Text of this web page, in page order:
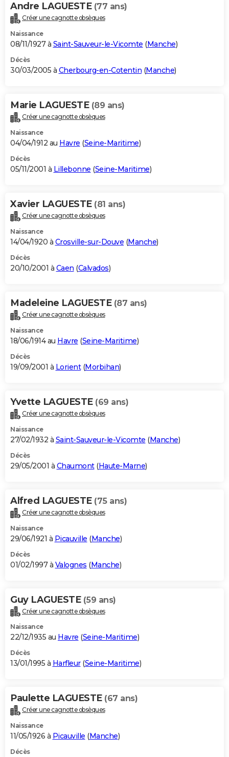
Andre LAGUESTE (77 ans)
Créer une cagnotte obsèques
Naissance
08/11/1927 à Saint-Sauveur-le-Vicomte (Manche)
Décès
30/03/2005 à Cherbourg-en-Cotentin (Manche)
Marie LAGUESTE (89 ans)
Créer une cagnotte obsèques
Naissance
04/04/1912 au Havre (Seine-Maritime)
Décès
05/11/2001 à Lillebonne (Seine-Maritime)
Xavier LAGUESTE (81 ans)
Créer une cagnotte obsèques
Naissance
14/04/1920 à Crosville-sur-Douve (Manche)
Décès
20/10/2001 à Caen (Calvados)
Madeleine LAGUESTE (87 ans)
Créer une cagnotte obsèques
Naissance
18/06/1914 au Havre (Seine-Maritime)
Décès
19/09/2001 à Lorient(Morbihan)
Yvette LAGUESTE (69 ans)
Créer une cagnotte obsèques
Naissance
27/02/1932 à Saint-Sauveur-le-Vicomte (Manche)
Décès
29/05/2001 à Chaumont(Haute-Marne)
Alfred LAGUESTE (75 ans)
Créer une cagnotte obsèques
Naissance
29/06/1921 à Picauville (Manche)
Décès
01/02/1997 à Valognes (Manche)
Guy LAGUESTE (59 ans)
Créer une cagnotte obsèques
Naissance
22/12/1935 au Havre (Seine-Maritime)
Décès
13/01/1995 à Harfleur(Seine-Maritime)
Paulette LAGUESTE (67 ans)
Créer une cagnotte obsèques
Naissance
11/05/1926 à Picauville (Manche)
Décès